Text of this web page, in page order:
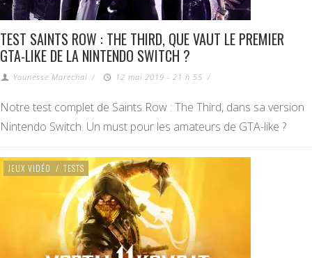
TEST SAINTS ROW : THE THIRD, QUE VAUT LE PREMIER
GTA-LIKE DE LA NINTENDO SWITCH ?
Younesse Marechal / 12 mai 2019 - 21 h 55 /
Notre test complet de Saints Row : The Third, dans sa version
Nintendo Switch. Un must pour les amateurs de GTA-like ?
JEUX VIDÉO / TESTS